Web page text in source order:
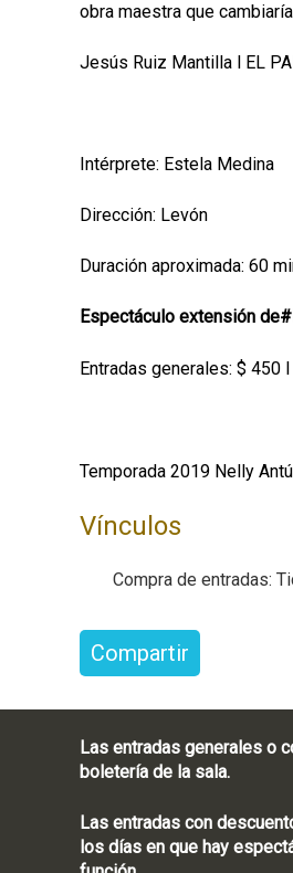
obra maestra que
Jesús Ruiz Mantilla l EL
Intérprete: Estela Medina
Dirección: Levón
Duración aproximada: 60
Espectáculo extensión
Entradas generales: $ 450
Temporada 2019 Nelly
Vínculos
Compra de entradas:
Compartir
Las entradas generales o
boletería de la sala.
Las entradas con
los días en que hay